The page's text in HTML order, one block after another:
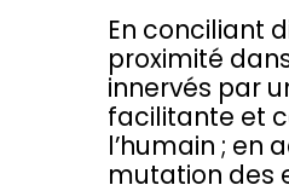
En conciliant
proximité
innervés par
facilitante et
l’humain ; en
mutation des